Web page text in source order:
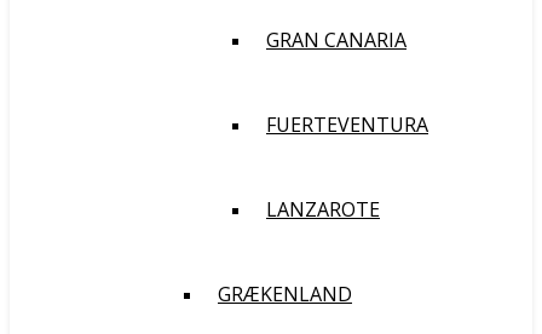
GRAN CANARIA
FUERTEVENTURA
LANZAROTE
GRÆKENLAND